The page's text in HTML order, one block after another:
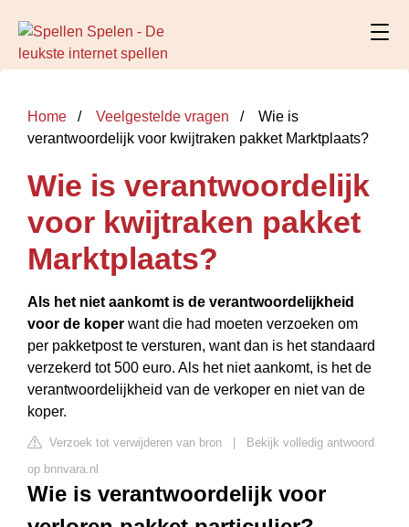
Home Veelgestelde vragen
Wie is
verantwoordelijk voor kwijtraken pakket Marktplaats?
Wie is verantwoordelijk
voor kwijtraken pakket
Marktplaats?
Als het niet aankomt is de verantwoordelijkheid
voor de koper want die had moeten verzoeken om
per pakketpost te versturen, want dan is het standaard
verzekerd tot 500 euro. Als het niet aankomt, is het de
verantwoordelijkheid van de verkoper en niet van de
koper.
Verzoek tot verwijderen van bron
Bekijk volledig antwoord
op bnnvara.nl
Wie is verantwoordelijk voor